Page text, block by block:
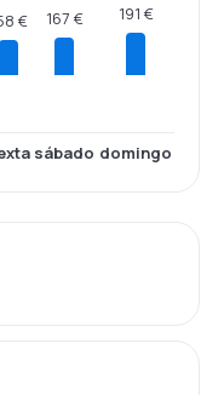
€ 167 €
sábado
191 €
domingo